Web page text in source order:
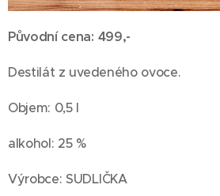
Původní cena: 499,-
Destilát z uvedeného ovoce.
Objem: 0,5 l
alkohol: 25 %
Výrobce: SUDLIČKA